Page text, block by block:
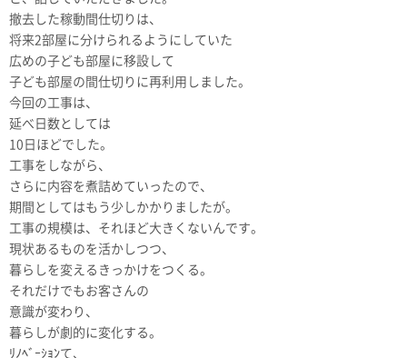
撤去した稼動間仕切りは、
将来2部屋に分けられるようにしていた
広めの子ども部屋に移設して
子ども部屋の間仕切りに再利用しました。
今回の工事は、
延べ日数としては
10日ほどでした。
工事をしながら、
さらに内容を煮詰めていったので、
期間としてはもう少しかかりましたが。
工事の規模は、それほど大きくないんです。
現状あるものを活かしつつ、
暮らしを変えるきっかけをつくる。
それだけでもお客さんの
意識が変わり、
暮らしが劇的に変化する。
ﾘﾉﾍﾞｰｼｮﾝて、